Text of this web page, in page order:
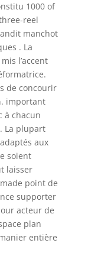
1000 of
reel
manchot
. La
l’accent
de concourir
important
à chacun
La plupart
aux
soient
laisser
point de
supporter
acteur de
plan
entière